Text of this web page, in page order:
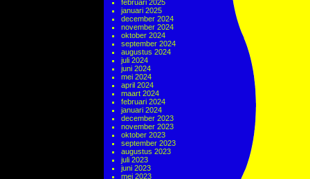
februari 2025
januari 2025
december 2024
november 2024
oktober 2024
september 2024
augustus 2024
juli 2024
juni 2024
mei 2024
april 2024
maart 2024
februari 2024
januari 2024
december 2023
november 2023
oktober 2023
september 2023
augustus 2023
juli 2023
juni 2023
mei 2023